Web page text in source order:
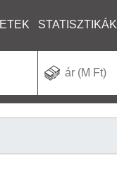
STATISZTIKÁK
ár (M Ft)